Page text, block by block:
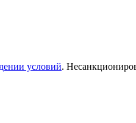
условий.